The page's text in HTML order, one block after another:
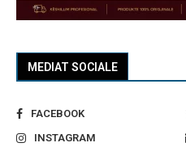
MEDIAT SOCIALE
FACEBOOK
INSTAGRAM